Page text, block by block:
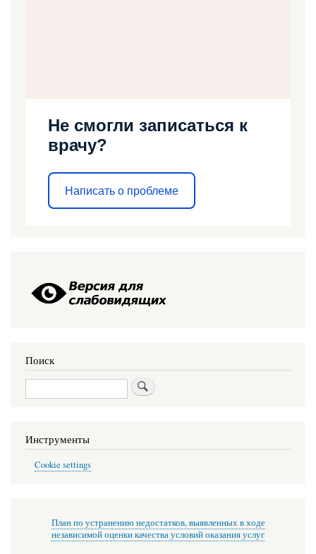
Не смогли записаться к
врачу?
Написать о проблеме
Поиск
Поиск
Инструменты
Cookie settings
План по устранению недостатков, выявленных в ходе
независимой оценки качества условий оказания услуг